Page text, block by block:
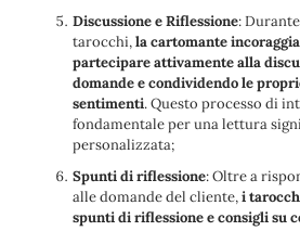
Discussione e Riflessione:
tarocchi,la cartomante
partecipare attivamente alla
domande e condividendo le
sentimenti. Questo processo di
fondamentale per una lettura
personalizzata;
Spunti di riflessione: Oltre a
alle domande del cliente,i
spunti di riflessione e consigli su